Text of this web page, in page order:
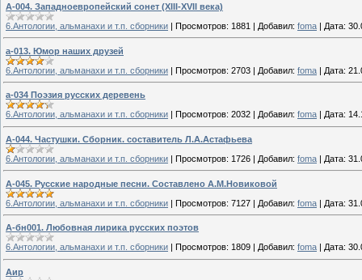
А-004. Западноевропейский сонет (XIII-XVII века)
6.Антологии, альманахи и т.п. сборники | Просмотров: 1881 | Добавил: foma | Дата:
а-013. Юмор наших друзей
6.Антологии, альманахи и т.п. сборники | Просмотров: 2703 | Добавил: foma | Дата:
а-034 Поэзия русских деревень
6.Антологии, альманахи и т.п. сборники
Просмотров: 2032 Добавил: foma Дата:
А-044. Частушки. Сборник. cоставитель Л.А.Астафьева
6.Антологии, альманахи и т.п. сборники | Просмотров: 1726 | Добавил: foma | Дата:
А-045. Русские народные песни. Составлено А.М.Новиковой
6.Антологии, альманахи и т.п. сборники | Просмотров: 7127 | Добавил: foma | Дата:
А-бн001. Любовная лирика русских поэтов
6.Антологии, альманахи и т.п. сборники
Просмотров: 1809 Добавил: foma Дата:
Аир